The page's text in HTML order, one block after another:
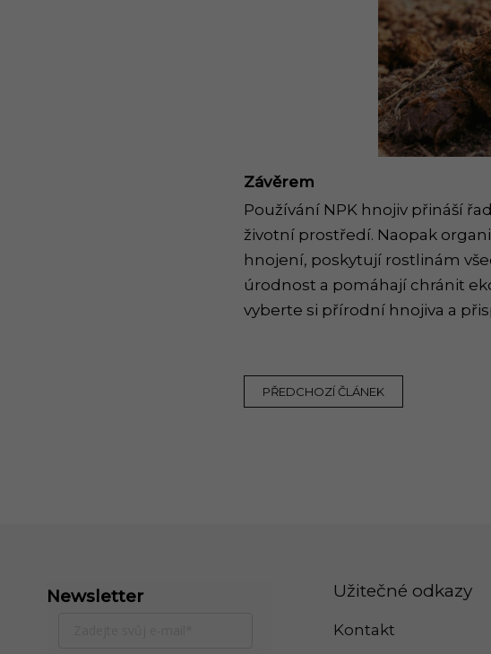
Závěrem
Používání NPK hnojiv přináší
životní prostředí. Naopak
hnojení, poskytují rostlinám
úrodnost a pomáhají chránit
vyberte si přírodní hnojiva a
PŘEDCHOZÍ ČLÁNEK
Newsletter Užitečné odkazy
Kontakt